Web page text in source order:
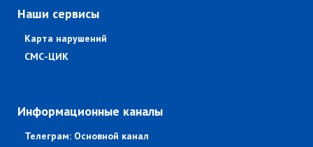
Наши сервисы
Карта нарушений
СМС-ЦИК
Информационные каналы
Телеграм: Основной канал